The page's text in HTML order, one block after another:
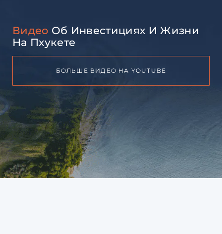
Видео Об Инвестициях И Жизни
На Пхукете
БОЛЬШЕ ВИДЕО НА YOUTUBE